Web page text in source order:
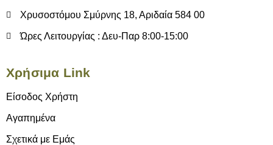
Χρυσοστόμου Σμύρνης 18, Αριδαία 584 00
Ώρες Λειτουργίας : Δευ-Παρ 8:00-15:00
Χρήσιμα Link
Είσοδος Χρήστη
Αγαπημένα
Σχετικά με Εμάς